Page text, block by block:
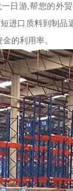
日游,帮您的外
进口质料到制品
的利用率。